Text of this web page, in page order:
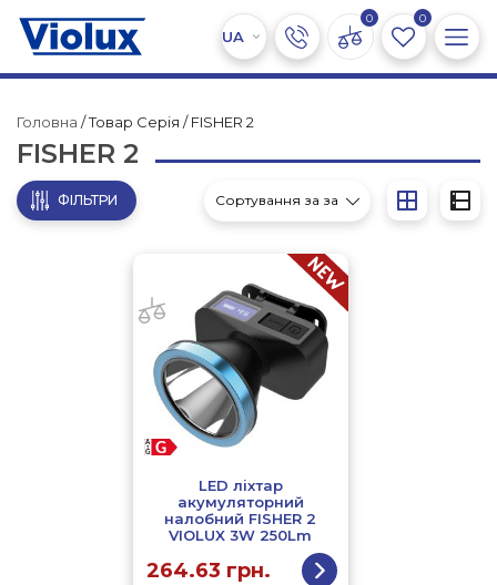
0 0
Головна / Товар Серія / FISHER 2
FISHER 2
ФІЛЬТРИ
LED ліхтар
акумуляторний
налобний FISHER 2
VIOLUX 3W 250Lm
264.63 грн.